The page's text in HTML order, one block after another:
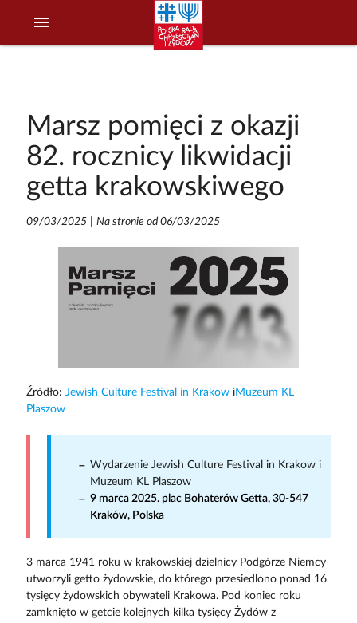
menu
Marsz pomięci z okazji
82. rocznicy likwidacji
getta krakowskiwego
09/03/2025 Na stronie od 06/03/2025
Źródło: Jewish Culture Festival in KrakowiMuzeum KL
Plaszow
Wydarzenie Jewish Culture Festival in Krakow i
Muzeum KL Plaszow
9 marca 2025. plac Bohaterów Getta, 30-547
Kraków, Polska
3 marca 1941 roku w krakowskiej dzielnicy Podgórze Niemcy
utworzyli getto żydowskie, do którego przesiedlono ponad 16
tysięcy żydowskich obywateli Krakowa. Pod koniec roku
zamknięto w getcie kolejnych kilka tysięcy Żydów z